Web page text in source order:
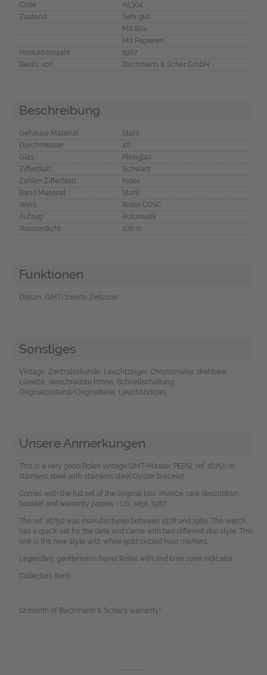
Code
A5304
Zustand
Sehr gut
Mit Box
Mit Papieren
Produktionsjahr
1987
Besitz von
Bachmann & Scher GmbH
Beschreibung
Gehäuse Material
Stahl
Durchmesser
40
Glas
Plexiglas
Zifferblatt
Schwarz
Zahlen Zifferblatt
Index
Band Material
Stahl
Werk
Rolex COSC
Aufzug
Automatik
Wasserdicht
100 m
Funktionen
Datum, GMT/zweite Zeitzone
Sonstiges
Vintage, Zentralsekunde, Leuchtzeiger, Chronometer, drehbare
Lünette, verschraubte Krone, Schnellschaltung,
Originalzustand/Originalteile, Leuchtindizies
Unsere Anmerkungen
This is a very good Rolex vintage GMT-Master, PEPSI, ref. 16750 in
stainless steel with stainless steel Oyster bracelet.
Comes with the full set of the original box, invoice, rare describtion
booklet and warranty papres - US, sept. 1987.
The ref. 16750 was manufactured between 1978 and 1984. The watch
has a quick-set for the date and came with two different dial style. This
one is the new style with white gold circled hour markers.
Legendary gentleman's travel Rolex with 2nd time zone indicator.
Collectors item!
12 month of Bachmann & Scher's warranty!